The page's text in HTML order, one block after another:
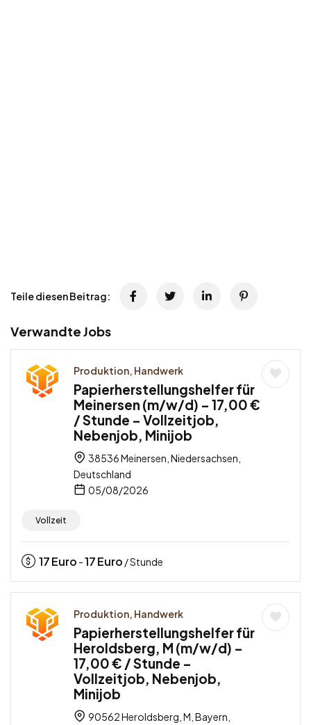
Teile diesen Beitrag:
Verwandte Jobs
Produktion, Handwerk
Papierherstellungshelfer für
Meinersen (m/w/d) – 17,00 €
/ Stunde – Vollzeitjob,
Nebenjob, Minijob
38536 Meinersen, Niedersachsen,
Deutschland
05/08/2026
Vollzeit
17Euro -17Euro / Stunde
Produktion, Handwerk
Papierherstellungshelfer für
Heroldsberg, M (m/w/d) –
17,00 € / Stunde –
Vollzeitjob, Nebenjob,
Minijob
90562 Heroldsberg, M, Bayern,